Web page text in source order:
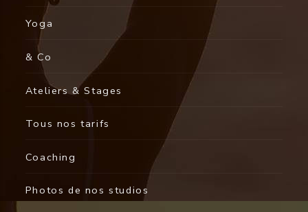
Yoga
& Co
Ateliers & Stages
Tous nos tarifs
Coaching
Photos de nos studios